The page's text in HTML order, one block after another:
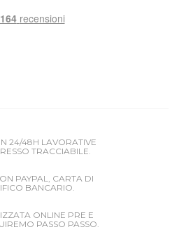
24/48H LAVORATIVE
TRACCIABILE.
PAYPAL, CARTA DI
BANCARIO.
ONLINE PRE E
PASSO PASSO.